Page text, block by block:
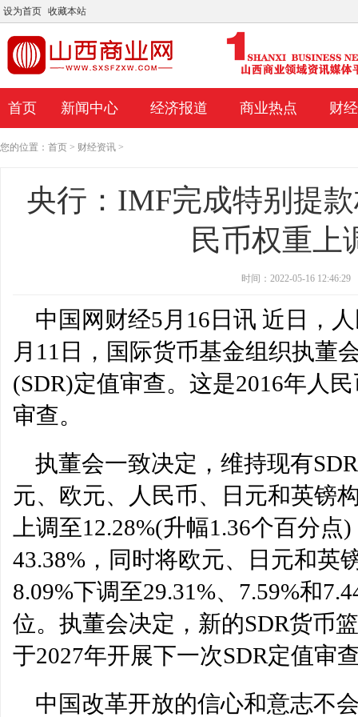
设为首页 收藏本站
首页 新闻中心 经济报道 商业热点 财
您的位置： 首页 > 财经资讯 >
央行：IMF完成特别提
民币权重上
时间：2022-05-16 12:46:29
中国网财经5月16日讯 近日，
月11日，国际货币基金组织执董
(SDR)定值审查。这是2016年人
审查。
执董会一致决定，维持现有
元、欧元、人民币、日元和英镑
上调至12.28%(升幅1.36个百分
43.38%，同时将欧元、日元和英
8.09%下调至29.31%、7.59%和
位。执董会决定，新的SDR货币
于2027年开展下一次SDR定值审
中国改革开放的信心和意志不
年可能是对人工智能力量的最大考验 这家零售商的长期前景仍